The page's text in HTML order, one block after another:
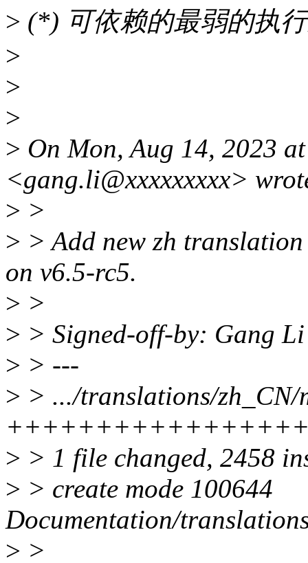
> (*) 可依赖的最弱的执
>
>
>
> On Mon, Aug 14, 2023
<gang.li@xxxxxxxxx>
> >
> > Add new zh
on v6.5-rc5.
> >
> > Signed-off-by: Gang
> > ---
> > .../translations/
> > 1 file changed, 2458
> > create mode 100644
Documentation/
> >